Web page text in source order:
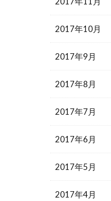
2017年10月
2017年9月
2017年8月
2017年7月
2017年6月
2017年5月
2017年4月